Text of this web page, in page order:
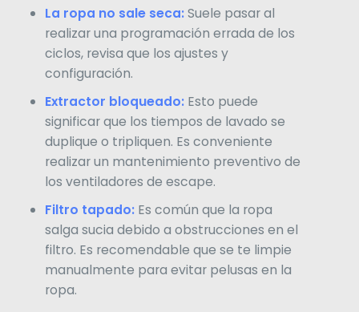
La ropa no sale seca:Suele pasar al
realizar una programación errada de los
ciclos, revisa que los ajustes y
configuración.
Extractor bloqueado: Esto puede
significar que los tiempos de lavado se
duplique o tripliquen. Es conveniente
realizar un mantenimiento preventivo de
los ventiladores de escape.
Filtro tapado: Es común que la ropa
salga sucia debido a obstrucciones en el
filtro. Es recomendable que se te limpie
manualmente para evitar pelusas en la
ropa.